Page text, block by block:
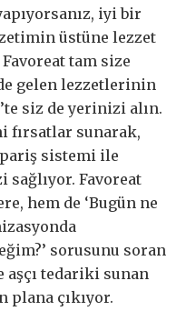
iyi bir
üstüne lezzet
tam size
gelen lezzetlerinin
siz de yerinizi alın.
fırsatlar sunarak,
sistemi ile
sağlıyor. Favoreat
hem de ‘Bugün ne
sorusunu soran
aşçı tedariki sunan
çıkıyor.